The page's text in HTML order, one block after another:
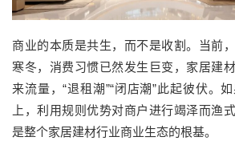
商业的本质是共生，而不是收割。 当前，
寒冬，消费习惯已然发生巨变， 家居建
来流量，“退租潮”“闭店潮”此起彼伏。
上，利用规则优势对商户进行竭泽而渔
是整个家居建材行业商业生态的根基。